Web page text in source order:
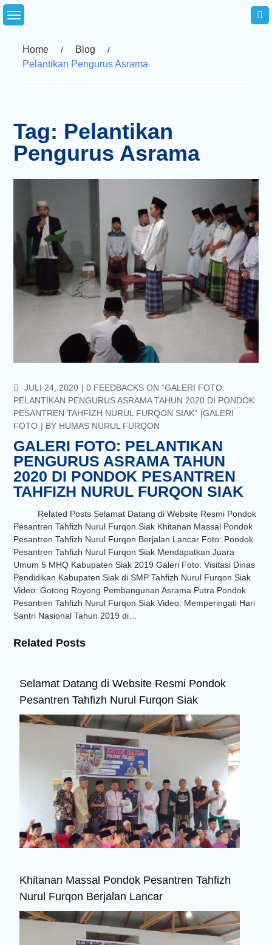
Skip
Home
Blog
Pelantikan Pengurus Asrama
Tag: Pelantikan
Pengurus Asrama
JULI 24, 2020 COMMENTS
0 FEEDBACKS ON “GALERI FOTO:
PELANTIKAN PENGURUS ASRAMA TAHUN 2020 DI PONDOK
PESANTREN TAHFIZH NURUL FURQON SIAK” GALERI
FOTO
BY HUMAS NURUL FURQON
GALERI FOTO: PELANTIKAN
PENGURUS ASRAMA TAHUN
2020 DI PONDOK PESANTREN
TAHFIZH NURUL FURQON SIAK
Related Posts Selamat Datang di Website Resmi Pondok
Pesantren Tahfizh Nurul Furqon Siak Khitanan Massal Pondok
Pesantren Tahfizh Nurul Furqon Berjalan Lancar Foto: Pondok
Pesantren Tahfizh Nurul Furqon Siak Mendapatkan Juara
Umum 5 MHQ Kabupaten Siak 2019 Galeri Foto: Visitasi Dinas
Pendidikan Kabupaten Siak di SMP Tahfizh Nurul Furqon Siak
Video: Gotong Royong Pembangunan Asrama Putra Pondok
Pesantren Tahfizh Nurul Furqon Siak Video: Memperingati Hari
Santri Nasional Tahun 2019 di…
Related Posts
Selamat Datang di Website Resmi Pondok
Pesantren Tahfizh Nurul Furqon Siak
Khitanan Massal Pondok Pesantren Tahfizh
Nurul Furqon Berjalan Lancar